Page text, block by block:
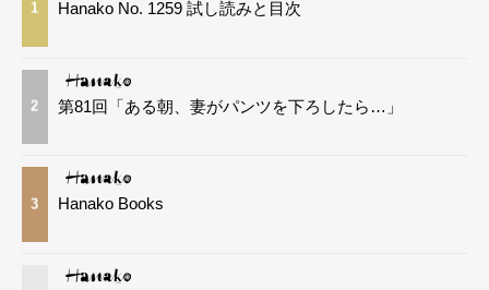
1 Hanako No. 1259 試し読みと目次
2 第81回「ある朝、妻がパンツを下ろしたら…」
3 Hanako Books